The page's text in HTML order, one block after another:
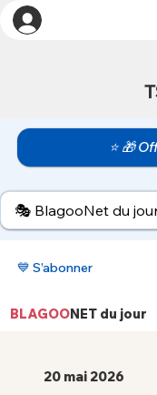
💙 S’abonner
🎭 BlagooNet du
⭐ 🎁
BLAGOONETdu jour
20 mai 2026